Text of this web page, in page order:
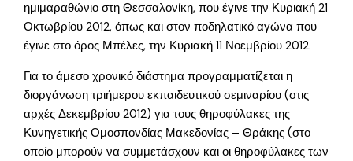
ημιμαραθώνιο στη Θεσσαλονίκη, που έγινε την Κυριακή 21
Οκτωβρίου 2012, όπως και στον ποδηλατικό αγώνα που
έγινε στο όρος Μπέλες, την Κυριακή 11 Νοεμβρίου 2012.
Για το άμεσο χρονικό διάστημα προγραμματίζεται η
διοργάνωση τριήμερου εκπαιδευτικού σεμιναρίου (στις
αρχές Δεκεμβρίου 2012) για τους θηροφύλακες της
Κυνηγετικής Ομοσπονδίας Μακεδονίας – Θράκης (στο
οποίο μπορούν να συμμετάσχουν και οι θηροφύλακες των